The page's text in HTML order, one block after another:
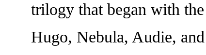
trilogy that began with
Hugo, Nebula, Audie,